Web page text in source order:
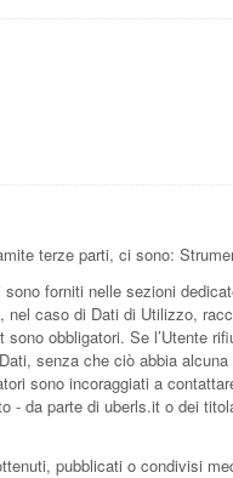
terze parti, ci sono:
forniti nelle sezioni
caso di Dati di Utilizzo,
obbligatori. Se l’Utente
senza che ciò abbia
sono incoraggiati a
- da parte di uberls.it o dei
pubblicati o condivisi